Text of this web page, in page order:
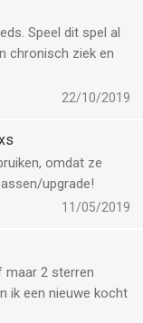
Speel dit spel al
chronisch ziek en
valt het spel uit en
niet de eerste keer
verder spelen.
22/10/2019
omdat ze
upgrade!
11/05/2019
maar 2 sterren
ik een nieuwe kocht
beginnen ik